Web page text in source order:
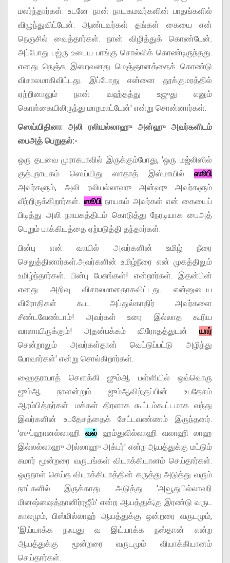
மலர்ந்தார்கள். உடனே நான் நாயகமவர்களின் பாதங்களில்
விழுந்துவிட்டேன். ஆண்டவர்கள் தங்கள் கையை என்
நெஞசில் வைத்தார்கள். நான் விழித்துக் கொண்டேன்.
அப்போது பஜ்ரு உடைய பாங்கு சொல்லிக் கொண்டிருந்தது.
எனது நெஞ்சு இறைவனது மெஞ்ஞானத்தைக் கொண்டு
விசாலமாகிவிட்டது. இப்போது என்னை தூக்குமரத்தில்
ஏற்றினாலும் நான் வஹ்தத்து உஜுது எனும்
கொள்கையிலிருந்து மாறமாட்டேன்' என்று சொன்னார்கள்.
ஸெய்யிதினா அலி ரலியல்லாஹு அன்ஹு அவர்களிடம்
பைஅத் பெறுதல்:-
ஒரு தடவை முராகபாவில் இருக்கும்போது, 'ஒரு மஜ்லிஸில்
குத்புநாயகம் ஸெய்யிது ஸாதாத் இஸ்மாயில் ஸூபி
அவர்களும், அலி ரலியல்லாஹு அன்ஹு அவர்களும்
வீற்றிருக்கிறார்கள். ஸூபிநாயகம் அவர்கள் என் கையைப்
பிடித்து அலி நாயகத்திடம் கொடுத்து நேரடியாக பைஅத்
பெறும் பாக்கியத்தை ஏற்படுத்தி தந்தார்கள்.
பின்பு என் வாயில் அவர்களின் உமிழ் நீரை
செலுத்தினார்கள்.அவர்களின் உமிழ்நீரை என் முகத்திலும்
உமிழ்ந்தார்கள். பின்பு பேசுங்கள்! என்றார்கள். இதன்பின்
எனது அறிவு விசாலமானதாகவிட்டது. என்னுடைய
விரோதிகள் கூட அப்துல்காதிர் அவர்களை
சீண்டவேண்டாம்! அவர்கள் உரை இல்லாத கூரிய
வாளாயிருக்கும்! அதன்பக்கம் விரோதத்துடன் யார்
சென்றாலும் அவர்கள்தான் வெட்டுப்பட்டு அழிந்து
போவார்கள்' என்று சொல்கிறார்கள்.
ஹைதராபாத் சௌக்கி ஜும்ஆ பள்ளியில் ஒவ்வொரு
ஜும்ஆ நாளன்றும் ஜும்ஆவிற்குப்பின் உபதேசம்
ஆரம்பித்தர்கள். மக்கள் திரளாக கூட்டம்கூட்டமாக வந்து
இவர்களின் உபதேசத்தைக் சேட்டவண்ணம் இருந்தனர்.
'ஸுப்ஹானல்லாஹிவல் ஹம்துலில்லாஹி வலாஹி லாஹ
இல்லல்லாஹு அல்லாஹு அக்பர்' என்ற ஆயத்துக்கு மட்டும்
சுமார் மூன்றரை வருடங்கள் வியாக்கியானம் செய்தார்கள்.
ஒருநாள் செய்த வியாக்கியாத்தின் கருத்து அடுத்து வரும்
நாட்களில் இருக்காது. அடுத்து 'அவூதுபில்லாஹி
மினஷ்ஷைத்தானிர்ரஜீம்' என்ற ஆயத்துக்;கு இரண்டு வருட
காலமும், பிஸ்மில்லாஹ் ஆயத்துக்கு ஒன்றரை வருடமும்,
'இய்யாக்க நஃபுது வ இய்யாக்க நஸ்தஈன் என்ற
ஆயத்துக்கு மூன்றரை வருடமும் வியாக்கியானம்
செய்தார்கள்.